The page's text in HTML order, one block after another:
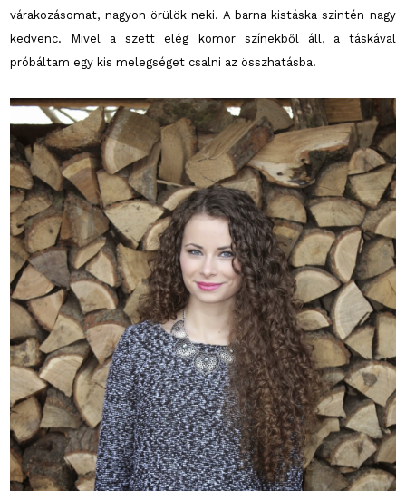
várakozásomat, nagyon örülök neki. A barna kistáska szintén nagy
kedvenc. Mivel a szett elég komor színekből áll, a táskával
próbáltam egy kis melegséget csalni az összhatásba.